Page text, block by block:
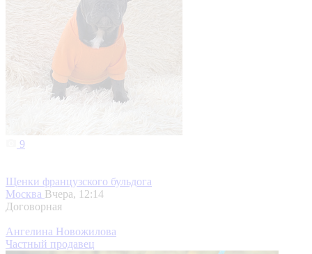
9
Щенки французского бульдога
Москва Вчера, 12:14
Договорная
Ангелина Новожилова
Частный продавец